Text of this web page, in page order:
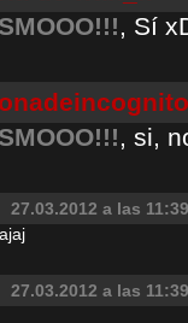
, Sí
, si,
27.03.2012 a las 11:39
27.03.2012 a las 11:39